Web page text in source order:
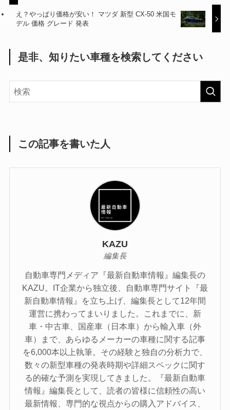
え？やっぱり価格が安い！ マツダ 新型 CX-50 米国モ
デル 価格 グレード 発表
是非、知りたい車種を検索してください
この記事を書いた人
KAZU
編集長
自動車専門メディア『最新自動車情報』編集長の
KAZU。IT企業から独立後、自動車専門サイト『最
新自動車情報』を立ち上げ、編集長として12年間
運営に携わってまいりました。これまでに、新
車・中古車、国産車（日本車）から輸入車（外
車）まで、あらゆるメーカーの車種に関する記事
を6,000本以上執筆。その経験と独自の分析力で、
数々の新型車種の発表時期や詳細スペックに関す
る的確な予測を実現してきました。『最新自動車
情報』編集長として、読者の皆様に信頼性の高い
最新情報、専門的な視点からの購入アドバイス、